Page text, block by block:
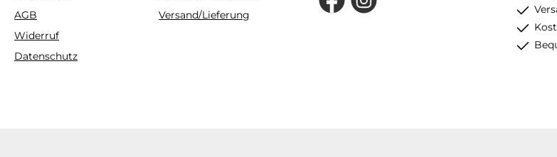
AGB
Widerruf
Datenschutz
Versand/Lieferung
FacebookInstagram